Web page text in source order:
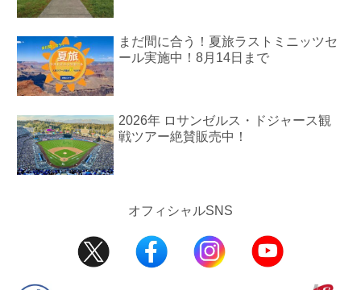
まだ間に合う！夏旅ラストミニッツセ
ール実施中！8月14日まで
2026年 ロサンゼルス・ドジャース観
戦ツアー絶賛販売中！
オフィシャルSNS